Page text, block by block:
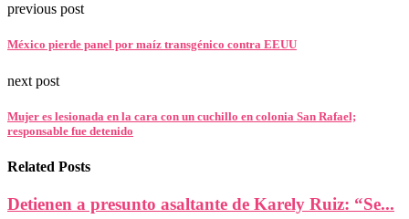
previous post
México pierde panel por maíz transgénico contra EEUU
next post
Mujer es lesionada en la cara con un cuchillo en colonia San Rafael;
responsable fue detenido
Related Posts
Detienen a presunto asaltante de Karely Ruiz: “Se...